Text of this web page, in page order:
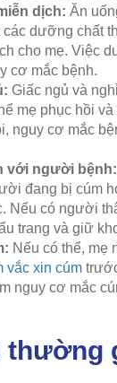
dịch: Ăn
dưỡng chất
cho mẹ. Việc
cơ mắc bệnh.
Giấc ngủ và
mẹ phục hồi
nguy cơ mắc
với người bệnh:
đang bị cúm
Nếu có người
trang và giữ
Nếu có thể, mẹ
vắc xin cúm
nguy cơ mắc
thường